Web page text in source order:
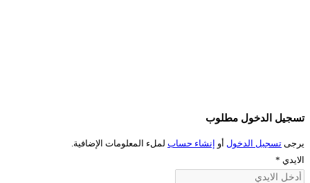
تسجيل الدخول مطلوب
يرجى تسجيل الدخول أو إنشاء حساب لملء المعلومات الإضافية.
الايدي *